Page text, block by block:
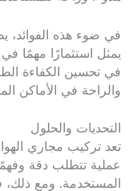
في ضوء هذه الفوائد،
يمثل استثمارًا مهمًا
في تحسين الكفاءة
والراحة في الأماكن
التحديات والحلول
تعد تركيب مجاري
عملية تتطلب دقة
المستخدمة. ومع